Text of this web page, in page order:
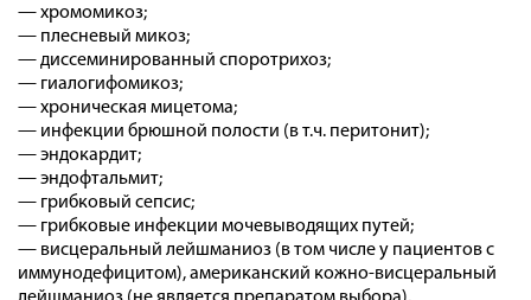
— хромомикоз;
— плесневый микоз;
— диссеминированный споротрихоз;
— гиалогифомикоз;
— хроническая мицетома;
— инфекции брюшной полости (в т.ч. перитонит);
— эндокардит;
— эндофтальмит;
— грибковый сепсис;
— грибковые инфекции мочевыводящих путей;
— висцеральный лейшманиоз (в том числе у пациентов с
иммунодефицитом), американский кожно-висцеральный